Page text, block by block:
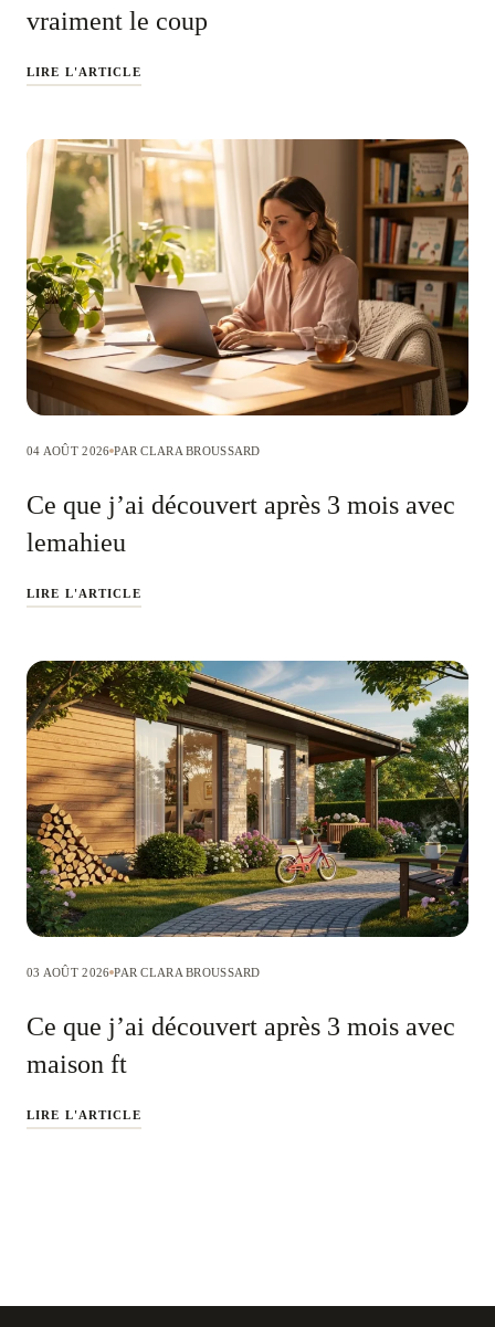
vraiment le coup
LIRE L'ARTICLE
04 AOÛT 2026 PAR CLARA BROUSSARD
Ce que j’ai découvert après 3 mois avec
lemahieu
LIRE L'ARTICLE
03 AOÛT 2026 PAR CLARA BROUSSARD
Ce que j’ai découvert après 3 mois avec
maison ft
LIRE L'ARTICLE